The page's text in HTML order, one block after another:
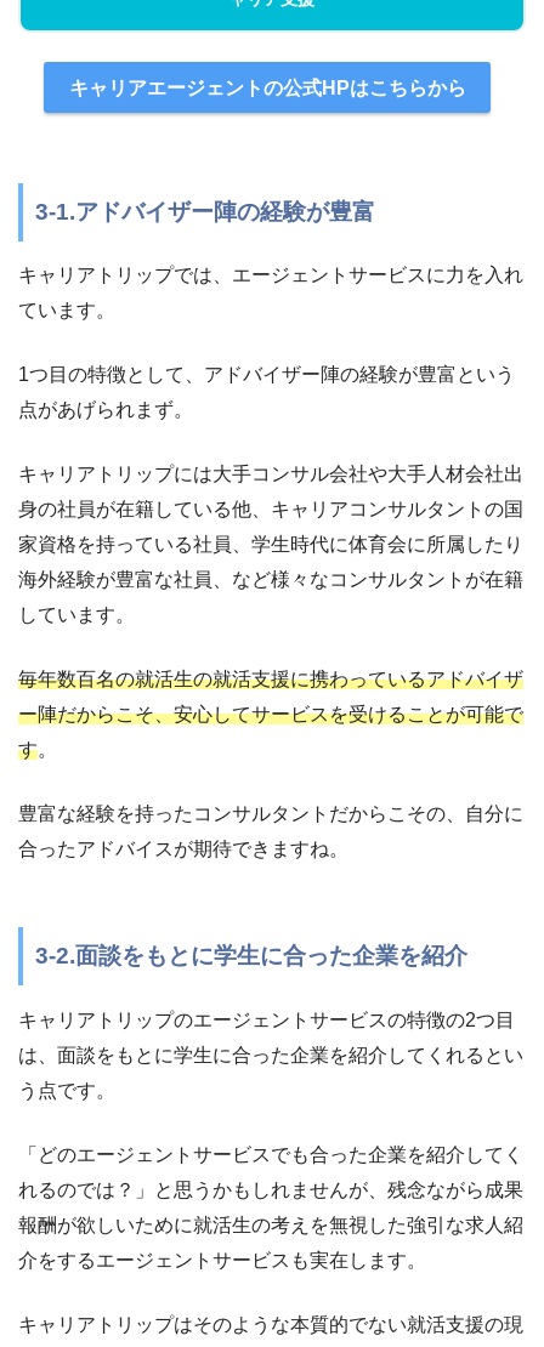
キャリアエージェントの公式HPはこちらから
3-1.アドバイザー陣の経験が豊富
キャリアトリップでは、エージェントサービスに力を入れ
ています。
1つ目の特徴として、アドバイザー陣の経験が豊富という
点があげられまず。
キャリアトリップには大手コンサル会社や大手人材会社出
身の社員が在籍している他、キャリアコンサルタントの国
家資格を持っている社員、学生時代に体育会に所属したり
海外経験が豊富な社員、など様々なコンサルタントが在籍
しています。
毎年数百名の就活生の就活支援に携わっているアドバイザ
ー陣だからこそ、安心してサービスを受けることが可能で
す。
豊富な経験を持ったコンサルタントだからこその、自分に
合ったアドバイスが期待できますね。
3-2.面談をもとに学生に合った企業を紹介
キャリアトリップのエージェントサービスの特徴の2つ目
は、面談をもとに学生に合った企業を紹介してくれるとい
う点です。
「どのエージェントサービスでも合った企業を紹介してく
れるのでは？」と思うかもしれませんが、残念ながら成果
報酬が欲しいために就活生の考えを無視した強引な求人紹
介をするエージェントサービスも実在します。
キャリアトリップはそのような本質的でない就活支援の現